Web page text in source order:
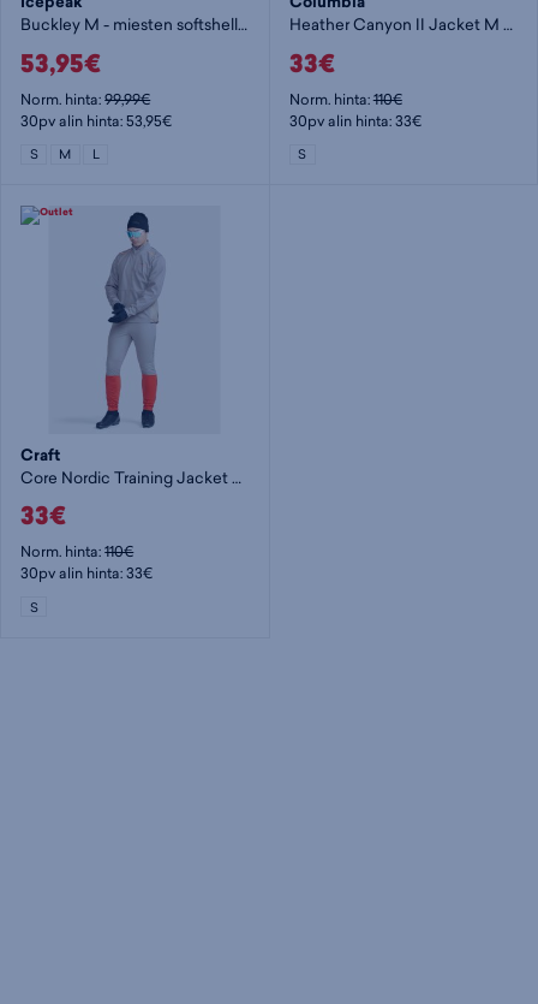
Buckley M - miesten softshelltakki
53,95€
Norm. hinta:99,99€
30pv alin hinta: 53,95€
S M L
Heather Canyon II Jacket M - miesten softshelltakki
33€
Norm. hinta:110€
30pv alin hinta: 33€
S
Craft
Core Nordic Training Jacket M - miesten softshelltakki
33€
Norm. hinta:110€
30pv alin hinta: 33€
S